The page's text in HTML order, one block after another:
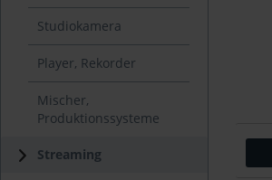
Studiokamera
Player, Rekorder
Mischer,
Produktionssysteme
Streaming